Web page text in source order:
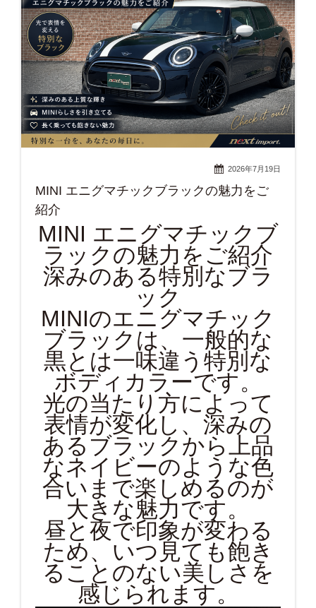
2026年7月19日
MINI エニグマチックブラックの魅力をご
紹介
MINI エニグマチックブ
ラックの魅力をご紹介
深みのある特別なブラ
ック
MINIのエニグマチック
ブラックは、一般的な
黒とは一味違う特別な
ボディカラーです。
光の当たり方によって
表情が変化し、深みの
あるブラックから上品
なネイビーのような色
合いまで楽しめるのが
大きな魅力です。
昼と夜で印象が変わる
ため、いつ見ても飽き
ることのない美しさを
感じられます。